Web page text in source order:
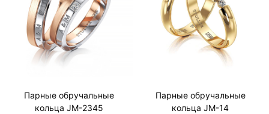
Парные обручальные
кольца JM-2345
Парные обручальные
кольца JM-14